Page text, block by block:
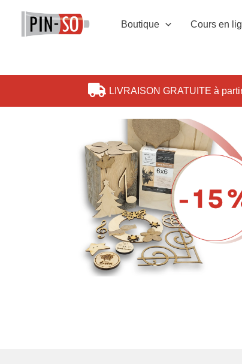
contenu
Boutique Cours en
LIVRAISON GRATUITE à